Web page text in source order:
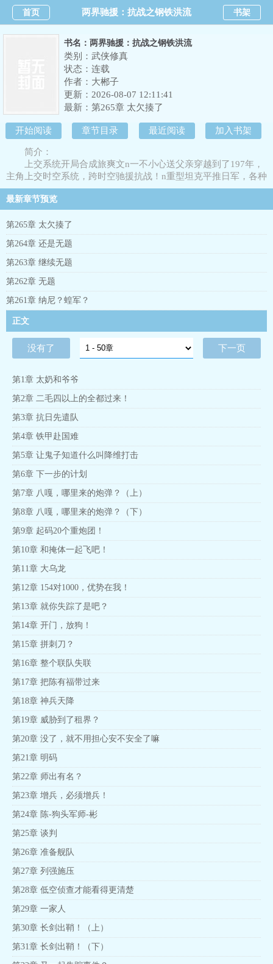
首页 两界驰援：抗战之钢铁洪流 书架
书名：两界驰援：抗战之钢铁洪流
类别：武侠修真
状态：连载
作者： 大郴子
更新：2026-08-07 12:11:41
最新： 第265章 太欠揍了
开始阅读 章节目录 最近阅读 加入书架
简介：
上交系统开局合成旅爽文n一不小心送父亲穿越到了197年，
主角上交时空系统，跨时空驰援抗战！n重型坦克平推日军，各种
火箭炮穿阵地，两界物流无限补给。n先辈用血肉换安宁，今日，
我们用钢铁护家国！
最新章节预览
第265章 太欠揍了
第264章 还是无题
第263章 继续无题
第262章 无题
第261章 纳尼？蝗军？
正文
没有了 下一页
第1章 太奶和爷爷
第2章 二毛四以上的全都过来！
第3章 抗日先遣队
第4章 铁甲赴国难
第5章 让鬼子知道什么叫降维打击
第6章 下一步的计划
第7章 八嘎，哪里来的炮弹？（上）
第8章 八嘎，哪里来的炮弹？（下）
第9章 起码20个重炮团！
第10章 和掩体一起飞吧！
第11章 大乌龙
第12章 154对1000，优势在我！
第13章 就你失踪了是吧？
第14章 开门，放狗！
第15章 拼刺刀？
第16章 整个联队失联
第17章 把陈有福带过来
第18章 神兵天降
第19章 威胁到了租界？
第20章 没了，就不用担心安不安全了嘛
第21章 明码
第22章 师出有名？
第23章 增兵，必须增兵！
第24章 陈-狗头军师-彬
第25章 谈判
第26章 准备舰队
第27章 列强施压
第28章 低空侦查才能看得更清楚
第29章 一家人
第30章 长剑出鞘！（上）
第31章 长剑出鞘！（下）